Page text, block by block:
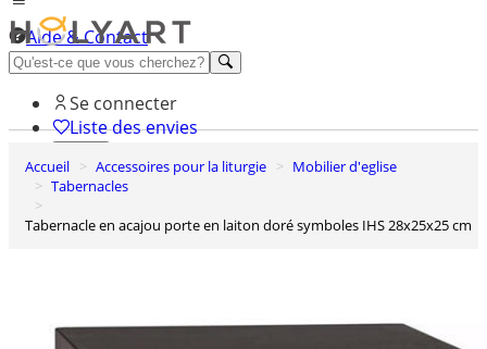
Aide & Contact
Découvrez Premium
Se connecter
Liste des envies
0
Panier
Accueil Accessoires pour la liturgie
Mobilier d'eglise
Tabernacles
Tabernacle en acajou porte en laiton doré symboles IHS 28x25x25 cm